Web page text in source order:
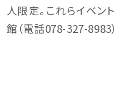
人限定。これらイベ
館（電話078-327-8983